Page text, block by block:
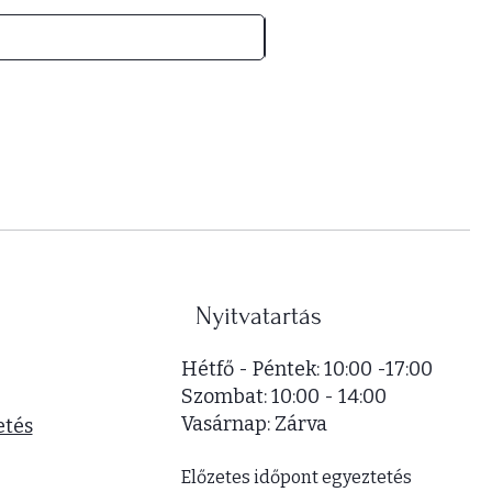
5
/
g
z
e
t
é
Nyitvatartás
Hétfő - Péntek: 10:00 -17:00
​​Szombat: 10:00 - 14:00
​Vasárnap: Zárva
Előzetes időpont egyeztetés